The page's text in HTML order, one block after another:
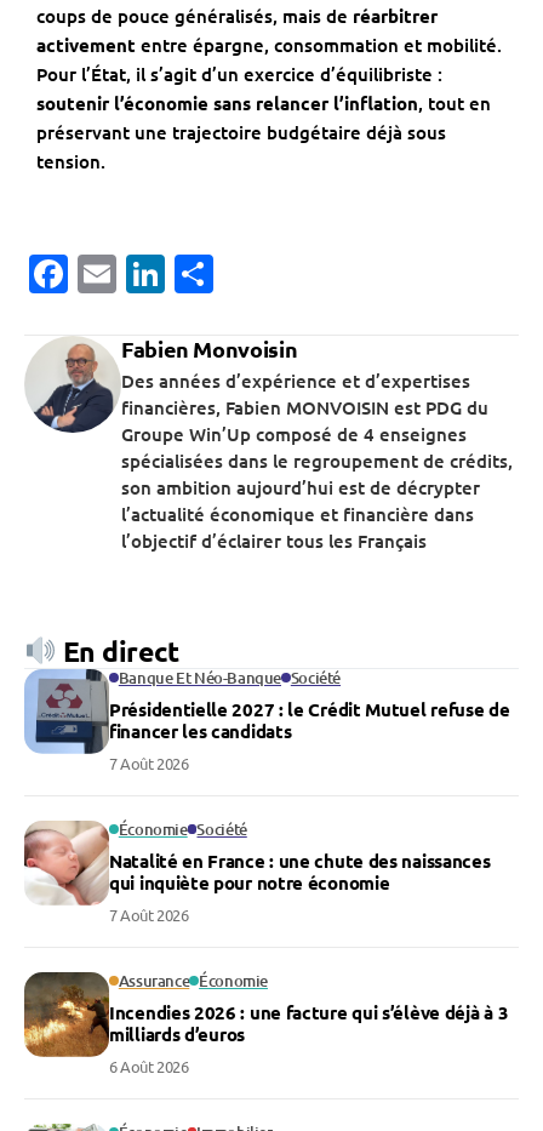
coups de pouce généralisés, mais de réarbitrer
activement entre épargne, consommation et mobilité.
Pour l’État, il s’agit d’un exercice d’équilibriste :
soutenir l’économie sans relancer l’inflation, tout en
préservant une trajectoire budgétaire déjà sous
tension.
Facebook
EmailLinkedIn
Fabien Monvoisin
Des années d’expérience et d’expertises
financières, Fabien MONVOISIN est PDG du
Groupe Win’Up composé de 4 enseignes
spécialisées dans le regroupement de crédits,
son ambition aujourd’hui est de décrypter
l’actualité économique et financière dans
l’objectif d’éclairer tous les Français
En direct
Banque Et Néo-Banque Société
Présidentielle 2027 : le Crédit Mutuel refuse de
financer les candidats
7 Août 2026
Économie Société
Natalité en France : une chute des naissances
qui inquiète pour notre économie
7 Août 2026
Assurance Économie
Incendies 2026 : une facture qui s’élève déjà à 3
milliards d’euros
6 Août 2026